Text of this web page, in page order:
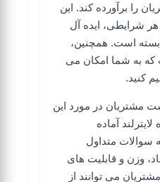
را برآورده کند. این
شرایطی، ایده آل
بسته است. همچنین،
که به شما امکان می
کنید.
مشتریان در مورد این
آماده
سوالات متداول
وزن و قابلیت های
می توانند از